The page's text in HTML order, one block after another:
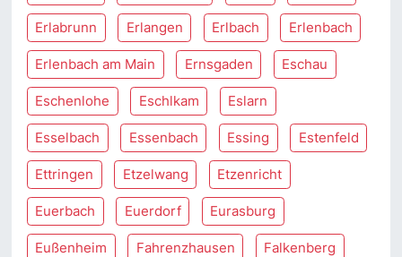
Erlabrunn Erlangen Erlbach Erlenbach
Erlenbach am Main Ernsgaden Eschau
Eschenlohe Eschlkam Eslarn
Esselbach Essenbach Essing Estenfeld
Ettringen Etzelwang Etzenricht
Euerbach Euerdorf Eurasburg
Eußenheim Fahrenzhausen Falkenberg